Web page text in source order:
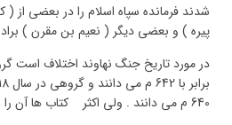
شدند فرمانده سپاه اسلام را در بعضی
پیره ) و بعضی دیگر ( نعیم بن مقرن )
640 م می دانند . ولی اکثر کتاب ها آن را 21 هجری می دانند